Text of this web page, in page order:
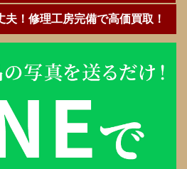
夫！修理工房完備で高価買取！